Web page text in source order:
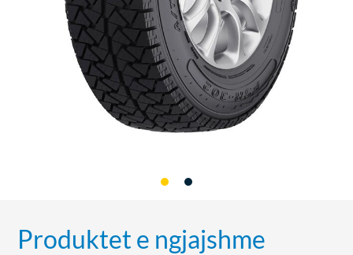
Produktet e ngjajshme